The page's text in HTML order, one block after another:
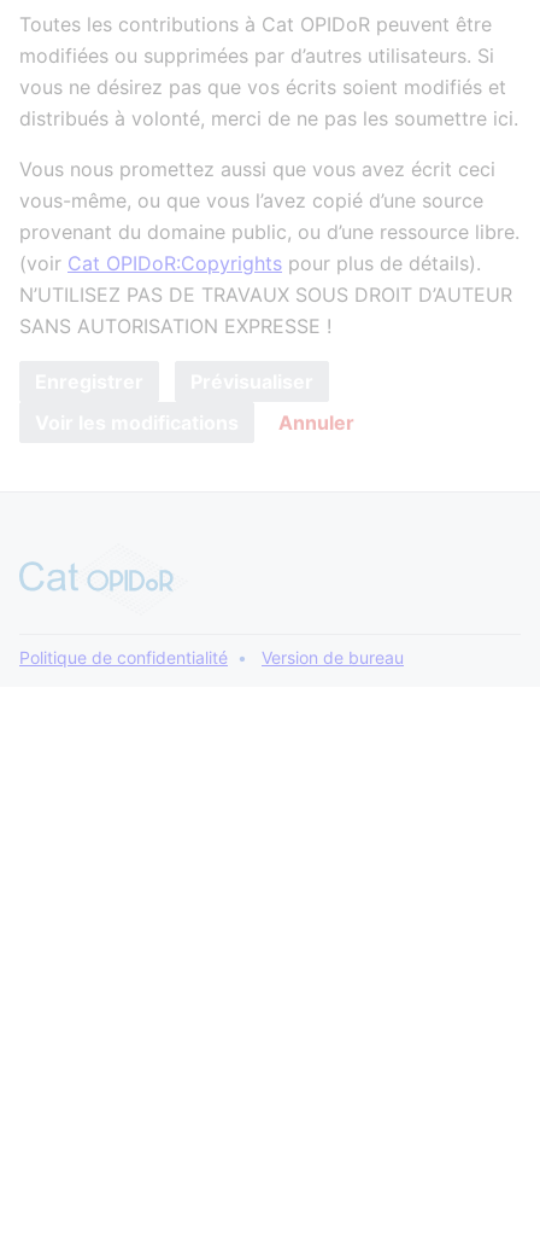
Toutes les contributions à Cat OPIDoR peuvent être
modifiées ou supprimées par d’autres utilisateurs. Si
vous ne désirez pas que vos écrits soient modifiés et
distribués à volonté, merci de ne pas les soumettre ici.
Vous nous promettez aussi que vous avez écrit ceci
vous-même, ou que vous l’avez copié d’une source
provenant du domaine public, ou d’une ressource libre.
(voir Cat OPIDoR:Copyrights pour plus de détails).
N’UTILISEZ PAS DE TRAVAUX SOUS DROIT D’AUTEUR
SANS AUTORISATION EXPRESSE !
Annuler
Politique de confidentialité Version de bureau